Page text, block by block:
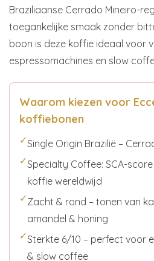
Braziliaanse Cerrado Mineiro-
toegankelijke smaak zonder
boon is deze koffie ideaal voor
espressomachines en slow
Waarom kiezen voor
koffiebonen
✓Single Origin Brazilië –
✓Specialty Coffee: SCA-
koffie wereldwijd
✓Zacht & rond – tonen van
amandel & honing
✓Sterkte 6/10 – perfect voor
& slow coffee